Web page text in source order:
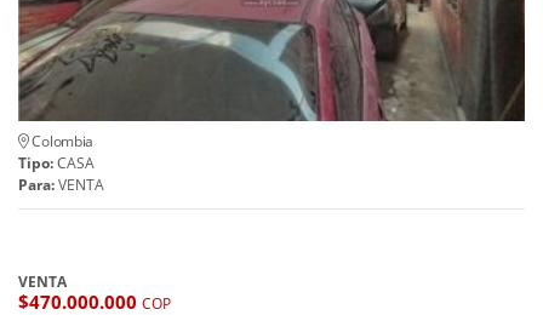
Colombia
Tipo:CASA
Para:VENTA
VENTA
$470.000.000 COP